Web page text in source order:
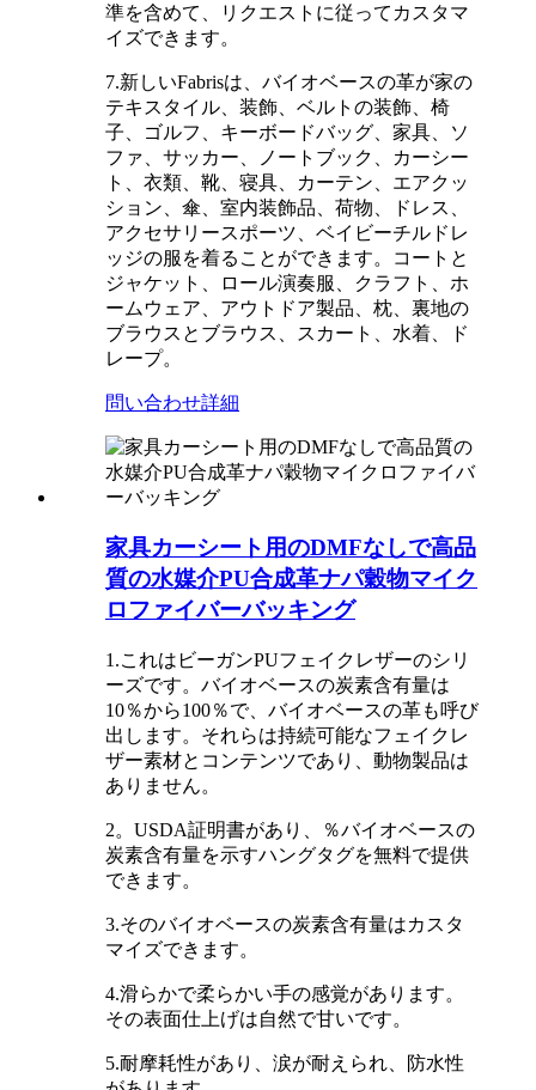
準を含めて、リクエストに従ってカスタマ
イズできます。
7.新しいFabrisは、バイオベースの革が家の
テキスタイル、装飾、ベルトの装飾、椅
子、ゴルフ、キーボードバッグ、家具、ソ
ファ、サッカー、ノートブック、カーシー
ト、衣類、靴、寝具、カーテン、エアクッ
ション、傘、室内装飾品、荷物、ドレス、
アクセサリースポーツ、ベイビーチルドレ
ッジの服を着ることができます。コートと
ジャケット、ロール演奏服、クラフト、ホ
ームウェア、アウトドア製品、枕、裏地の
ブラウスとブラウス、スカート、水着、ド
レープ。
問い合わせ詳細
家具カーシート用のDMFなしで高品
質の水媒介PU合成革ナパ穀物マイク
ロファイバーバッキング
1.これはビーガンPUフェイクレザーのシリ
ーズです。バイオベースの炭素含有量は
10％から100％で、バイオベースの革も呼び
出します。それらは持続可能なフェイクレ
ザー素材とコンテンツであり、動物製品は
ありません。
2。USDA証明書があり、％バイオベースの
炭素含有量を示すハングタグを無料で提供
できます。
3.そのバイオベースの炭素含有量はカスタ
マイズできます。
4.滑らかで柔らかい手の感覚があります。
その表面仕上げは自然で甘いです。
5.耐摩耗性があり、涙が耐えられ、防水性